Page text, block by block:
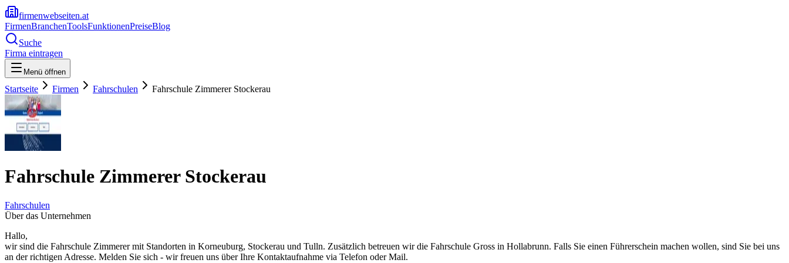
firmenwebseiten.at
FirmenBranchenToolsFunktionenPreiseBlog
Suche
Firma eintragen
Menü öffnen
Startseite Firmen Fahrschulen Fahrschule Zimmerer Stockerau
Fahrschule Zimmerer Stockerau
Fahrschulen
Über das Unternehmen
Hallo,
wir sind die Fahrschule Zimmerer mit Standorten in Korneuburg, Stockerau und Tulln. Zusätzlich betreuen wir die Fahrschule Gross in Hollabrunn. Falls Sie einen Führerschein machen wollen, sind Sie bei uns
an der richtigen Adresse. Melden Sie sich - wir freuen uns über Ihre Kontaktaufnahme via Telefon oder Mail.